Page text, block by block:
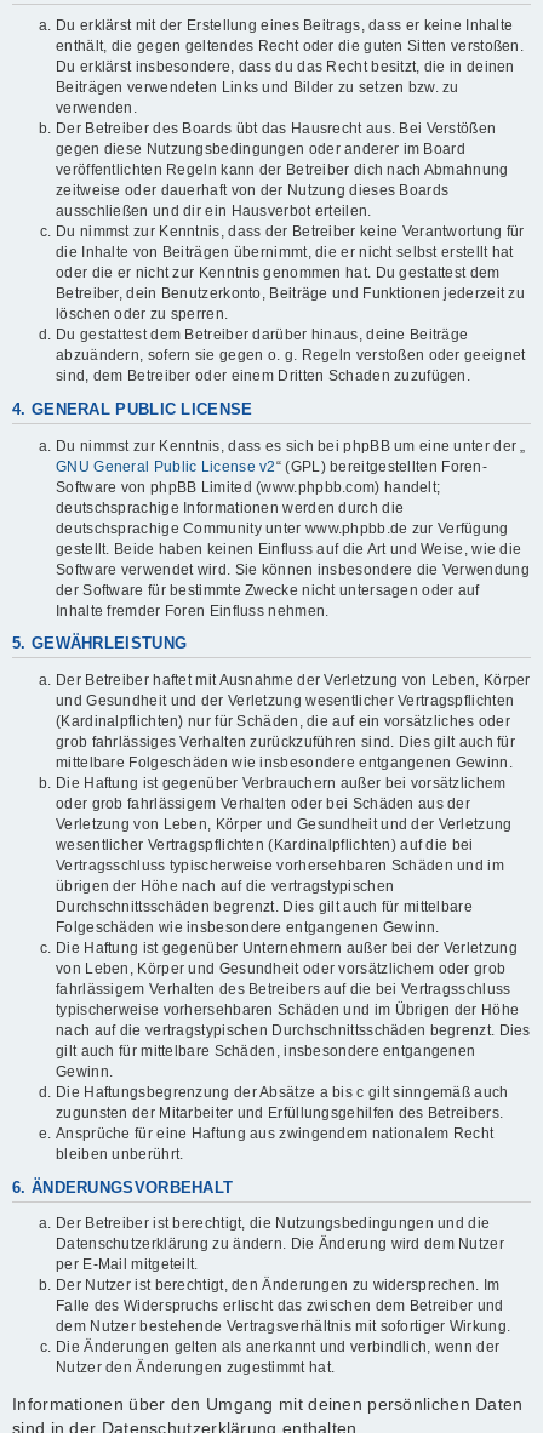
Du erklärst mit der Erstellung eines Beitrags, dass er keine Inhalte
enthält, die gegen geltendes Recht oder die guten Sitten verstoßen.
Du erklärst insbesondere, dass du das Recht besitzt, die in deinen
Beiträgen verwendeten Links und Bilder zu setzen bzw. zu
verwenden.
Der Betreiber des Boards übt das Hausrecht aus. Bei Verstößen
gegen diese Nutzungsbedingungen oder anderer im Board
veröffentlichten Regeln kann der Betreiber dich nach Abmahnung
zeitweise oder dauerhaft von der Nutzung dieses Boards
ausschließen und dir ein Hausverbot erteilen.
Du nimmst zur Kenntnis, dass der Betreiber keine Verantwortung für
die Inhalte von Beiträgen übernimmt, die er nicht selbst erstellt hat
oder die er nicht zur Kenntnis genommen hat. Du gestattest dem
Betreiber, dein Benutzerkonto, Beiträge und Funktionen jederzeit zu
löschen oder zu sperren.
Du gestattest dem Betreiber darüber hinaus, deine Beiträge
abzuändern, sofern sie gegen o. g. Regeln verstoßen oder geeignet
sind, dem Betreiber oder einem Dritten Schaden zuzufügen.
4. GENERAL PUBLIC LICENSE
Du nimmst zur Kenntnis, dass es sich bei phpBB um eine unter der „
GNU General Public License v2“ (GPL) bereitgestellten Foren-
Software von phpBB Limited (www.phpbb.com) handelt;
deutschsprachige Informationen werden durch die
deutschsprachige Community unter www.phpbb.de zur Verfügung
gestellt. Beide haben keinen Einfluss auf die Art und Weise, wie die
Software verwendet wird. Sie können insbesondere die Verwendung
der Software für bestimmte Zwecke nicht untersagen oder auf
Inhalte fremder Foren Einfluss nehmen.
5. GEWÄHRLEISTUNG
Der Betreiber haftet mit Ausnahme der Verletzung von Leben, Körper
und Gesundheit und der Verletzung wesentlicher Vertragspflichten
(Kardinalpflichten) nur für Schäden, die auf ein vorsätzliches oder
grob fahrlässiges Verhalten zurückzuführen sind. Dies gilt auch für
mittelbare Folgeschäden wie insbesondere entgangenen Gewinn.
Die Haftung ist gegenüber Verbrauchern außer bei vorsätzlichem
oder grob fahrlässigem Verhalten oder bei Schäden aus der
Verletzung von Leben, Körper und Gesundheit und der Verletzung
wesentlicher Vertragspflichten (Kardinalpflichten) auf die bei
Vertragsschluss typischerweise vorhersehbaren Schäden und im
übrigen der Höhe nach auf die vertragstypischen
Durchschnittsschäden begrenzt. Dies gilt auch für mittelbare
Folgeschäden wie insbesondere entgangenen Gewinn.
Die Haftung ist gegenüber Unternehmern außer bei der Verletzung
von Leben, Körper und Gesundheit oder vorsätzlichem oder grob
fahrlässigem Verhalten des Betreibers auf die bei Vertragsschluss
typischerweise vorhersehbaren Schäden und im Übrigen der Höhe
nach auf die vertragstypischen Durchschnittsschäden begrenzt. Dies
gilt auch für mittelbare Schäden, insbesondere entgangenen
Gewinn.
Die Haftungsbegrenzung der Absätze a bis c gilt sinngemäß auch
zugunsten der Mitarbeiter und Erfüllungsgehilfen des Betreibers.
Ansprüche für eine Haftung aus zwingendem nationalem Recht
bleiben unberührt.
6. ÄNDERUNGSVORBEHALT
Der Betreiber ist berechtigt, die Nutzungsbedingungen und die
Datenschutzerklärung zu ändern. Die Änderung wird dem Nutzer
per E-Mail mitgeteilt.
Der Nutzer ist berechtigt, den Änderungen zu widersprechen. Im
Falle des Widerspruchs erlischt das zwischen dem Betreiber und
dem Nutzer bestehende Vertragsverhältnis mit sofortiger Wirkung.
Die Änderungen gelten als anerkannt und verbindlich, wenn der
Nutzer den Änderungen zugestimmt hat.
Informationen über den Umgang mit deinen persönlichen Daten
sind in der Datenschutzerklärung enthalten.